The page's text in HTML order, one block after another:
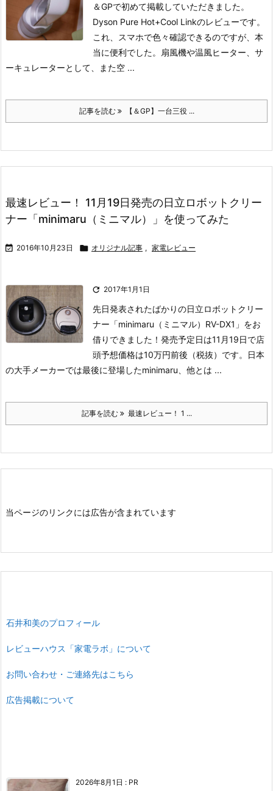
＆GPで初めて掲載していただきました。
Dyson Pure Hot+Cool Linkのレビューです。
これ、スマホで色々確認できるのですが、本
当に便利でした。
扇風機や温風ヒーター、サ
ーキュレーターとして、また空 ...
記事を読む 【＆GP】一台三役 ...
最速レビュー！ 11月19日発売の日立ロボットクリー
ナー「minimaru（ミニマル）」を使ってみた
 2016年10月23日  オリジナル記事 , 家電レビュー
 2017年1月1日
先日発表されたばかりの日立ロボットクリー
ナー「minimaru（ミニマル）RV-DX1」をお
借りできました！発売予定日は11月19日で店
頭予想価格は10万円前後（税抜）です。日本
の大手メーカーでは最後に登場したminimaru、他とは ...
記事を読む 最速レビュー！ 1 ...
当ページのリンクには広告が含まれています
石井和美のプロフィール
レビューハウス「家電ラボ」について
お問い合わせ・ご連絡先はこちら
広告掲載について
2026年8月1日 : PR